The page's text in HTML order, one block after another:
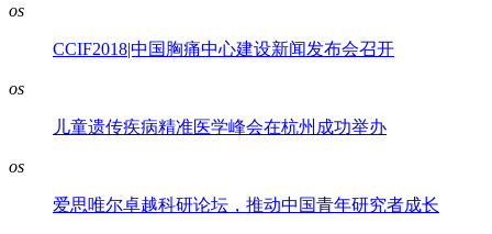
os
CCIF2018|中国胸痛中心建设新闻发布会召开
os
儿童遗传疾病精准医学峰会在杭州成功举办
os
爱思唯尔卓越科研论坛，推动中国青年研究者成长